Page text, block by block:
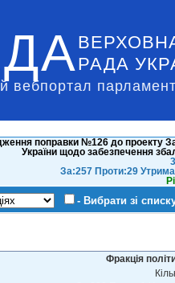
РАДА
вебпортал
поправки №126 до проекту
України щодо забезпечення
За:257 Проти:29
- Вибрати зі
Фракція